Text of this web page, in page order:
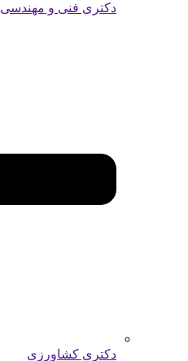
دکتری فنی و مهندسی
دکتری کشاورزی